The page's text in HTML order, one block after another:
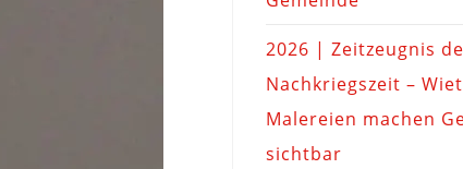
2026 | Zeitzeugnis
Nachkriegszeit –
Malereien machen
sichtbar